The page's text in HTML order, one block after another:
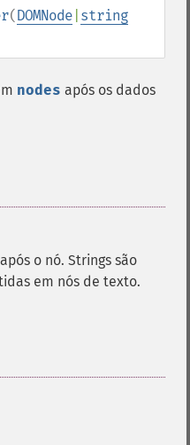
(DOMNode string
nodes após os dados
o nó. Strings são
em nós de texto.